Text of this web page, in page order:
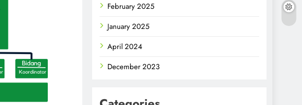
February 2025
January 2025
April 2024
December 2023